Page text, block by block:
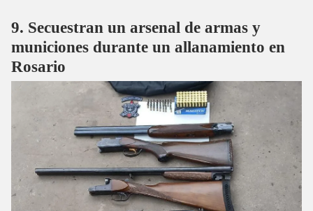
Secuestran un arsenal de armas y
municiones durante un allanamiento en
Rosario